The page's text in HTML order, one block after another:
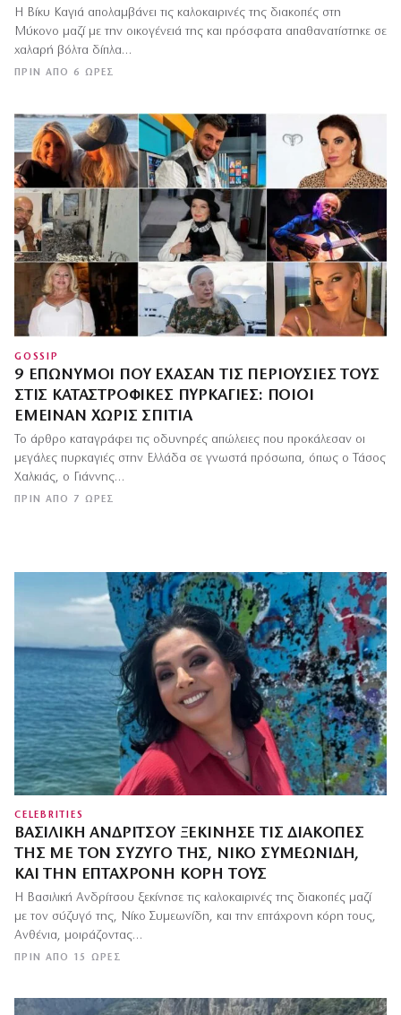
ΠΡΙΝ ΑΠΌ 6 ΏΡΕΣ
Η Βίκυ Καγιά απολαμβάνει τις καλοκαιρινές της διακοπές στη
Μύκονο μαζί με την οικογένειά της και πρόσφατα απαθανατίστηκε σε
χαλαρή βόλτα δίπλα…
GOSSIP
9 ΕΠΏΝΥΜΟΙ ΠΟΥ ΈΧΑΣΑΝ ΤΙΣ ΠΕΡΙΟΥΣΊΕΣ ΤΟΥΣ
ΣΤΙΣ ΚΑΤΑΣΤΡΟΦΙΚΈΣ ΠΥΡΚΑΓΙΈΣ: ΠΟΙΟΙ
ΈΜΕΙΝΑΝ ΧΩΡΊΣ ΣΠΊΤΙΑ
ΠΡΙΝ ΑΠΌ 7 ΏΡΕΣ
Το άρθρο καταγράφει τις οδυνηρές απώλειες που προκάλεσαν οι
μεγάλες πυρκαγιές στην Ελλάδα σε γνωστά πρόσωπα, όπως ο Τάσος
Χαλκιάς, ο Γιάννης…
CELEBRITIES
ΒΑΣΙΛΙΚΉ ΑΝΔΡΊΤΣΟΥ ΞΕΚΊΝΗΣΕ ΤΙΣ ΔΙΑΚΟΠΈΣ
ΤΗΣ ΜΕ ΤΟΝ ΣΎΖΥΓΌ ΤΗΣ, ΝΊΚΟ ΣΥΜΕΩΝΊΔΗ,
ΚΑΙ ΤΗΝ ΕΠΤΆΧΡΟΝΗ ΚΌΡΗ ΤΟΥΣ
ΠΡΙΝ ΑΠΌ 15 ΏΡΕΣ
Η Βασιλική Ανδρίτσου ξεκίνησε τις καλοκαιρινές της διακοπές μαζί
με τον σύζυγό της, Νίκο Συμεωνίδη, και την επτάχρονη κόρη τους,
Ανθένια, μοιράζοντας…